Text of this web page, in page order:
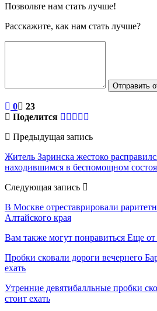
Позвольте нам стать лучше!
Расскажите, как нам стать лучше?
Отправить
0
23
Поделится
Предыдущая запись
Житель Заринска жестоко
находившимся в беспомощном
Следующая запись
В Москве отреставрировали
Алтайского края
Вам также могут понравиться Еще от
Пробки сковали дороги вечернего
ехать
Утренние девятибалльные пробки
стоит ехать